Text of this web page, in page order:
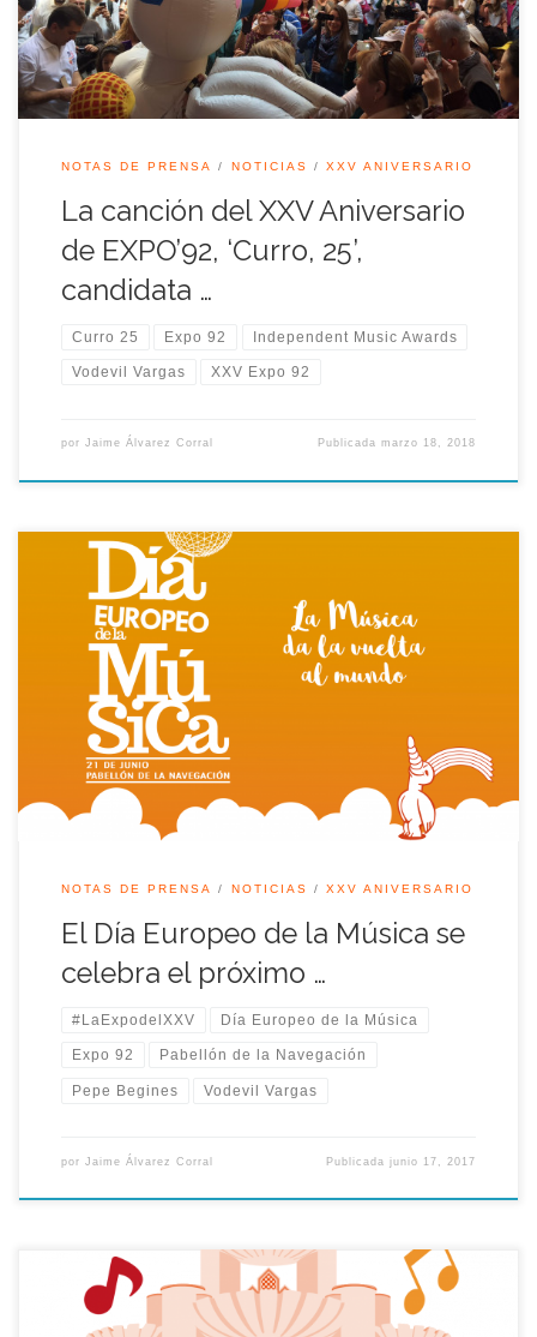
[…]
NOTAS DE PRENSA NOTICIAS XXV ANIVERSARIO
La canción del XXV Aniversario
de EXPO’92, ‘Curro, 25’,
candidata …
Curro 25 Expo 92 Independent Music Awards
Vodevil Vargas XXV Expo 92
por Jaime Álvarez Corral Publicadamarzo 18, 2018
La programación complementaria a la muestra
conmemorativa del XXV Aniversario de EXPO’92 continúa en
el Pabellón de la Navegación, centro neurálgico de la
conmemoración de la muestra universal. El próximo
miércoles 21, con motivo del Día Europeo de la Música, la
exposición contará con una programación especial que
incidirá en […]
NOTAS DE PRENSA NOTICIAS XXV ANIVERSARIO
El Día Europeo de la Música se
celebra el próximo …
#LaExpodelXXV Día Europeo de la Música
Expo 92 Pabellón de la Navegación
Pepe Begines Vodevil Vargas
por Jaime Álvarez Corral Publicadajunio 17, 2017